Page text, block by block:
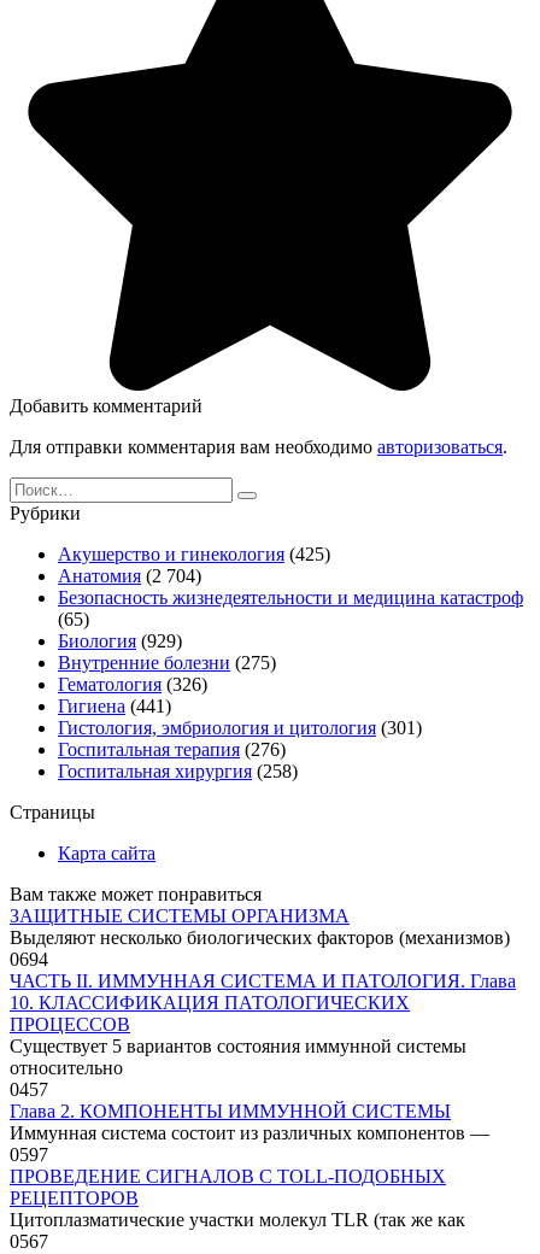
Добавить комментарий
Для отправки комментария вам необходимо авторизоваться.
Search
for:
Рубрики
Акушерство и гинекология (425)
Анатомия (2 704)
Безопасность жизнедеятельности и медицина катастроф
(65)
Биология (929)
Внутренние болезни (275)
Гематология (326)
Гигиена (441)
Гистология, эмбриология и цитология (301)
Госпитальная терапия (276)
Госпитальная хирургия (258)
Страницы
Карта сайта
Вам также может понравиться
ЗАЩИТНЫЕ СИСТЕМЫ ОРГАНИЗМА
Выделяют несколько биологических факторов (механизмов)
0694
ЧАСТЬ II. ИММУННАЯ СИСТЕМА И ПАТОЛОГИЯ. Глава
10. КЛАССИФИКАЦИЯ ПАТОЛОГИЧЕСКИХ
ПРОЦЕССОВ
Существует 5 вариантов состояния иммунной системы
относительно
0457
Глава 2. КОМПОНЕНТЫ ИММУННОЙ СИСТЕМЫ
Иммунная система состоит из различных компонентов —
0597
ПРОВЕДЕНИЕ СИГНАЛОВ С TOLL-ПОДОБНЫХ
РЕЦЕПТОРОВ
Цитоплазматические участки молекул TLR (так же как
0567